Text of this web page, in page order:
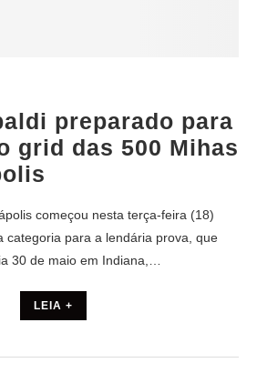
preparado para
grid das 500 Mihas
começou nesta terça-feira (18)
categoria para a lendária prova, que
30 de maio em Indiana,…
LEIA +